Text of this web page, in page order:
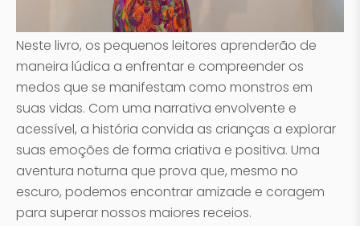
Neste livro, os pequenos leitores aprenderão de
maneira lúdica a enfrentar e compreender os
medos que se manifestam como monstros em
suas vidas. Com uma narrativa envolvente e
acessível, a história convida as crianças a explorar
suas emoções de forma criativa e positiva. Uma
aventura noturna que prova que, mesmo no
escuro, podemos encontrar amizade e coragem
para superar nossos maiores receios.